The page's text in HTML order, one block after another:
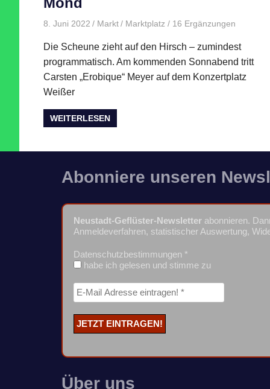
8. Juni 2022 Markt Marktplatz / 16 Ergänzungen
Die Scheune zieht auf den Hirsch – zumindest
programmatisch. Am kommenden Sonnabend tritt
Carsten „Erobique“ Meyer auf dem Konzertplatz
Weißer
WEITERLESEN
Abonniere unseren
Neustadt-Geflüster-Newsletter abonnieren.
Anmeldeverfahren, statistischer Auswertung,
Datenschutzbestimmungen *
habe ich gelesen und stimme zu
Über uns